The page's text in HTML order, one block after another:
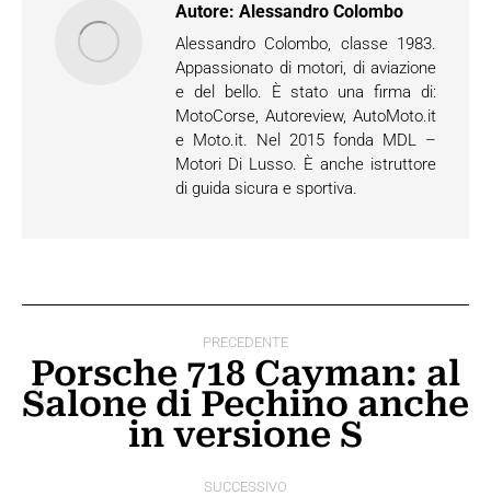
Autore: Alessandro Colombo
Alessandro Colombo, classe 1983.
Appassionato di motori, di aviazione
e del bello. È stato una firma di:
MotoCorse, Autoreview, AutoMoto.it
e Moto.it. Nel 2015 fonda MDL –
Motori Di Lusso. È anche istruttore
di guida sicura e sportiva.
tra
i
PRECEDENTE
Post
precedente:
Porsche 718 Cayman: al
Salone di Pechino anche
in versione S
SUCCESSIVO